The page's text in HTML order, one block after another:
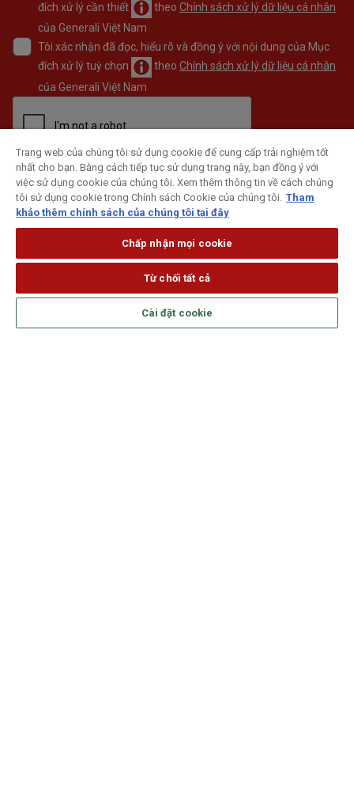
đích xử lý cần thiết
theo Chính sách xử lý dữ liệu cá nhân
của Generali Việt Nam
Tôi xác nhận đã đọc, hiểu rõ và đồng ý với nội dung của Mục
đích xử lý tuỳ chọn
theo Chính sách xử lý dữ liệu cá nhân
của Generali Việt Nam
ĐĂNG KÝ
Trang web của chúng tôi sử dụng cookie để cung cấp trải nghiệm tốt
nhất cho bạn. Bằng cách tiếp tục sử dụng trang này, bạn đồng ý với
việc sử dụng cookie của chúng tôi. Xem thêm thông tin về cách chúng
tôi sử dụng cookie trong Chính sách Cookie của chúng tôi. Tham
khảo thêm chính sách của chúng tôi tại đây
Chấp nhận mọi cookie
Từ chối tất cả
Cài đặt cookie